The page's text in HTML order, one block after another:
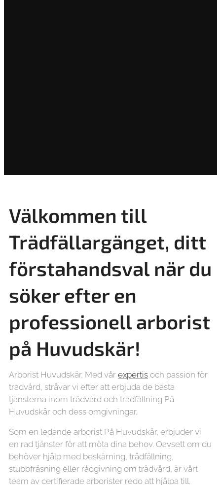
Välkommen till
Trädfällargänget, ditt
förstahandsval när du
söker efter en
professionell arborist
på Huvudskär!
Arborist Huvudskär, Med vår expertis och passion för
trädvård, strävar vi efter att erbjuda de bästa
tjänsterna inom trädvård och trädfällning På
Huvudskär och dess omgivningar..
Som en ledande arborist På Huvudskär, erbjuder vi
en rad tjänster för att möta dina behov. Oavsett om du
behöver hjälp med beskärning, trädfällning,
stubbfräsning eller rådgivning om trädvård, är vårt
team av certifierade arborister redo att hjälpa till.